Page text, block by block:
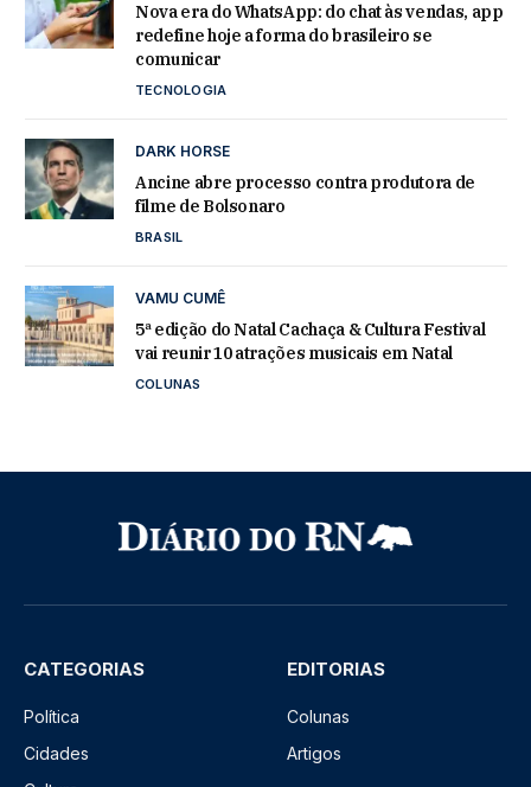
Nova era do WhatsApp: do chat às vendas, app
redefine hoje a forma do brasileiro se
comunicar
TECNOLOGIA
DARK HORSE
Ancine abre processo contra produtora de
filme de Bolsonaro
BRASIL
VAMU CUMÊ
5ª edição do Natal Cachaça & Cultura Festival
vai reunir 10 atrações musicais em Natal
COLUNAS
CATEGORIAS
Política
Cidades
EDITORIAS
Colunas
Artigos